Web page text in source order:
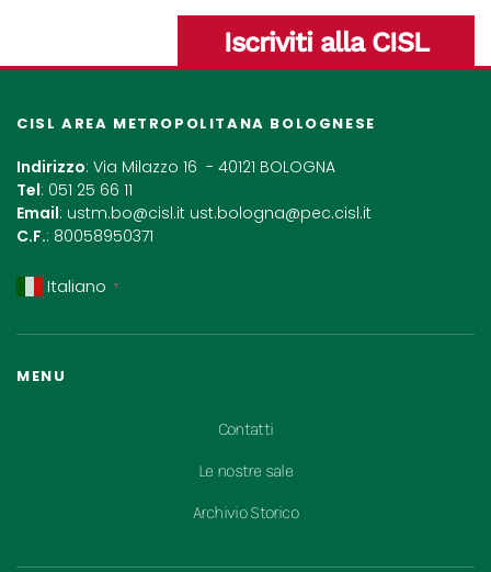
Iscriviti alla CISL
CISL AREA METROPOLITANA BOLOGNESE
Indirizzo: Via Milazzo 16 - 40121 BOLOGNA
Tel: 051 25 66 11
Email: ustm.bo@cisl.it ust.bologna@pec.cisl.it
C.F.: 80058950371
Italiano ▼
MENU
Contatti
Le nostre sale
Archivio Storico